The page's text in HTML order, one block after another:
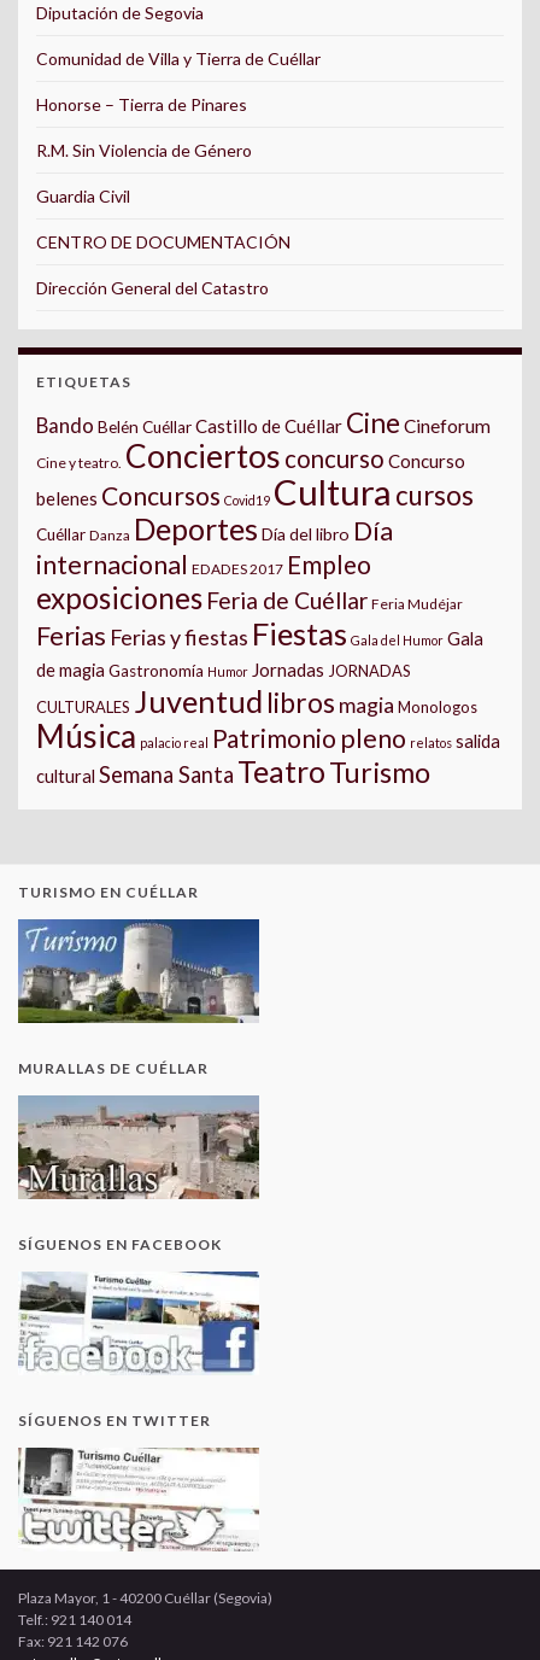
Diputación de Segovia
Comunidad de Villa y Tierra de Cuéllar
Honorse – Tierra de Pinares
R.M. Sin Violencia de Género
Guardia Civil
CENTRO DE DOCUMENTACIÓN
Dirección General del Catastro
ETIQUETAS
Bando Belén CuéllarCastillo de Cuéllar Cine Cineforum
Cine y teatro. Conciertos concurso Concurso
belenes Concursos Covid19 Cultura cursos
Cuéllar Danza Deportes Día del libro Día
internacional EDADES 2017 Empleo
exposiciones Feria de Cuéllar Feria Mudéjar
Ferias Ferias y fiestas Fiestas Gala del Humor Gala
de magia Gastronomía Humor Jornadas JORNADAS
CULTURALES Juventud libros magia Monologos
Música palacio real Patrimonio pleno relatos salida
cultural Semana Santa TeatroTurismo
TURISMO EN CUÉLLAR
MURALLAS DE CUÉLLAR
SÍGUENOS EN FACEBOOK
SÍGUENOS EN TWITTER
Plaza Mayor, 1 - 40200 Cuéllar (Segovia)
Telf.: 921 140 014
Fax: 921 142 076